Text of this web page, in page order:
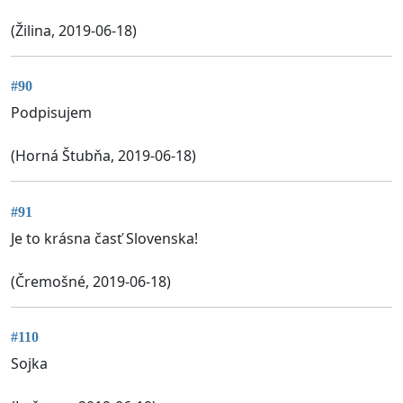
(Žilina, 2019-06-18)
#90
Podpisujem
(Horná Štubňa, 2019-06-18)
#91
Je to krásna časť Slovenska!
(Čremošné, 2019-06-18)
#110
Sojka